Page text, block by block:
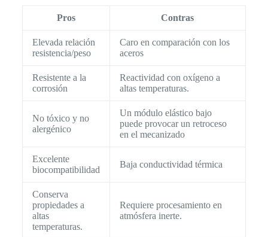
Pros Contras
Elevada relación
resistencia/peso
Caro en comparación con los
aceros
Resistente a la
corrosión
Reactividad con oxígeno a
altas temperaturas.
No tóxico y no
alergénico
Un módulo elástico bajo
puede provocar un retroceso
en el mecanizado
Excelente
biocompatibilidad
Baja conductividad térmica
Conserva
propiedades a
altas
temperaturas.
Requiere procesamiento en
atmósfera inerte.